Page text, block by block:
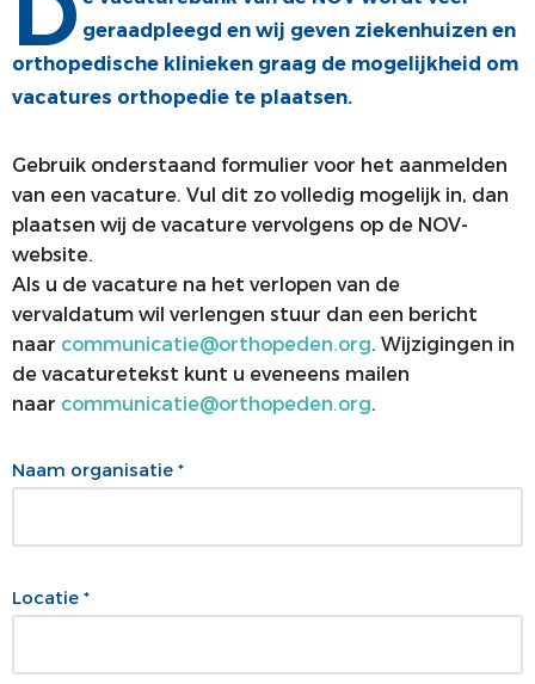
ALV
PRIJZEN EN LEZINGEN
VACATUREBANK
PERSCONTACT
MEDISCHE INDUSTRIE
GEDRAGSREGELS
geraadpleegd en wij geven ziekenhuizen en
orthopedische klinieken graag de mogelijkheid om
vacatures orthopedie te plaatsen.
Gebruik onderstaand formulier voor het aanmelden
van een vacature. Vul dit zo volledig mogelijk in, dan
plaatsen wij de vacature vervolgens op de NOV-
website.
Als u de vacature na het verlopen van de
vervaldatum wil verlengen stuur dan een bericht
naar communicatie@orthopeden.org. Wijzigingen in
de vacaturetekst kunt u eveneens mailen
naar communicatie@orthopeden.org.
Naam organisatie *
Locatie *